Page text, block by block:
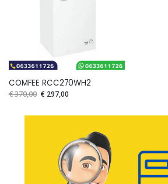
COMFEE RCC270WH2
€ 370,00 € 297,00